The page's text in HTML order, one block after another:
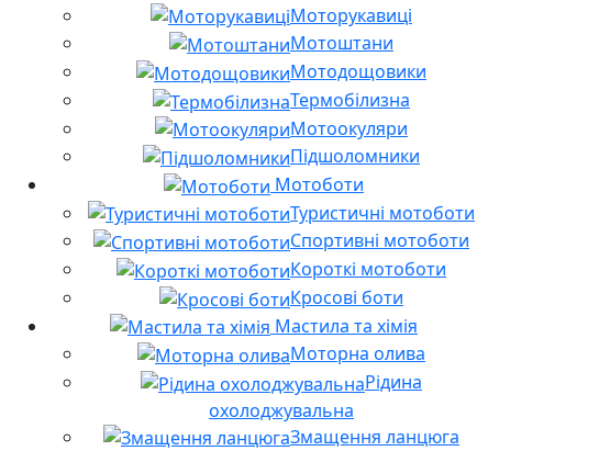
Моторукавиці
Мотоштани
Мотодощовики
Термобілизна
Мотоокуляри
Підшоломники
Мотоботи
Туристичні мотоботи
Спортивні мотоботи
Короткі мотоботи
Кросові боти
Мастила та хімія
Моторна олива
Рідина
охолоджувальна
Змащення ланцюга